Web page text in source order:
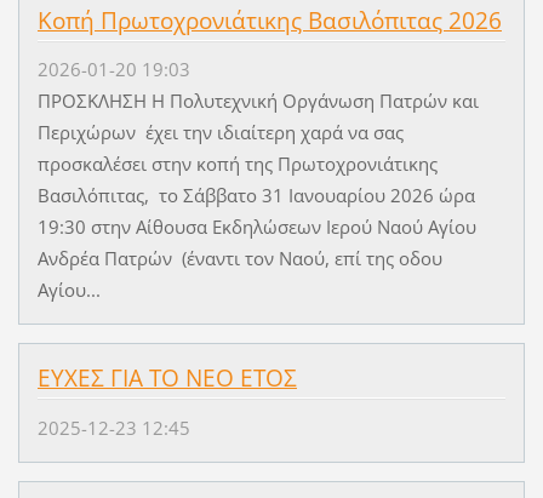
Κοπή Πρωτοχρονιάτικης Βασιλόπιτας 2026
2026-01-20 19:03
ΠΡΟΣΚΛΗΣΗ Η Πολυτεχνική Οργάνωση Πατρών και
Περιχώρων έχει την ιδιαίτερη χαρά να σας
προσκαλέσει στην κοπή της Πρωτοχρονιάτικης
Βασιλόπιτας, το Σάββατο 31 Ιανουαρίου 2026 ώρα
19:30 στην Αίθουσα Εκδηλώσεων Ιερού Ναού Αγίου
Ανδρέα Πατρών (έναντι τον Ναού, επί της οδου
Αγίου...
ΕΥΧΕΣ ΓΙΑ ΤΟ ΝΕΟ ΕΤΟΣ
2025-12-23 12:45